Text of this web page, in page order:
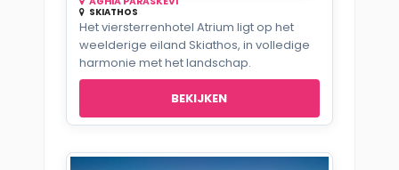
SKIATHOS
Het viersterrenhotel Atrium ligt op het
weelderige eiland Skiathos, in volledige
harmonie met het landschap.
BEKIJKEN